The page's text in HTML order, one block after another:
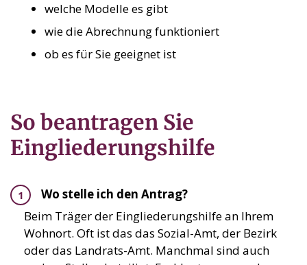
welche Modelle es gibt
wie die Abrechnung funktioniert
ob es für Sie geeignet ist
So beantragen Sie
Eingliederungshilfe
Wo stelle ich den Antrag?
Beim Träger der Eingliederungshilfe an Ihrem
Wohnort. Oft ist das das Sozial-Amt, der Bezirk
oder das Landrats-Amt. Manchmal sind auch